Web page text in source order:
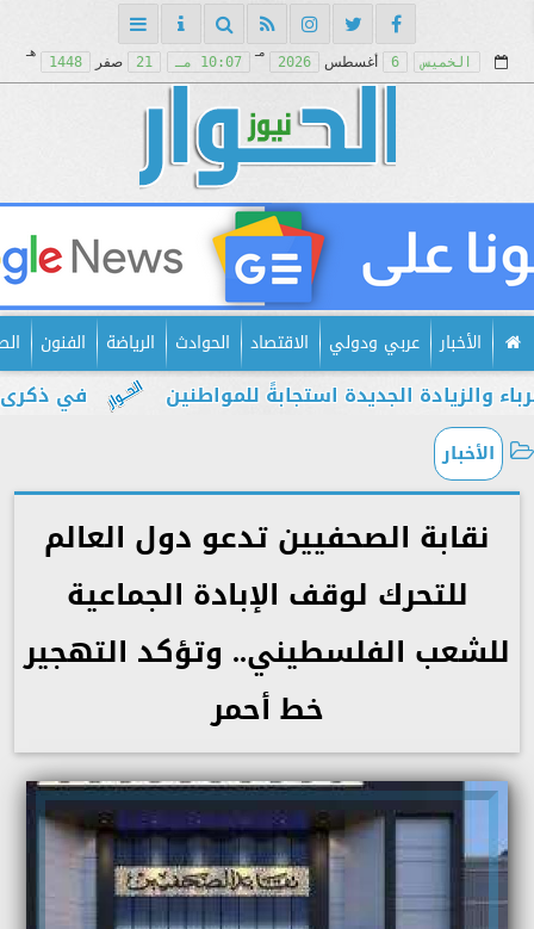
الخميس 6 أغسطس 2026
مـ
10:07 مـ 21 صفر 1448
هـ
الأخبار عربي ودولي الاقتصاد الحوادث الرياضة الفنون
في ذكرى يوليو.. الجديدة استجابةً للمواطنين
الأخبار
نقابة الصحفيين تدعو دول العالم
للتحرك لوقف الإبادة الجماعية
للشعب الفلسطيني.. وتؤكد التهجير
خط أحمر